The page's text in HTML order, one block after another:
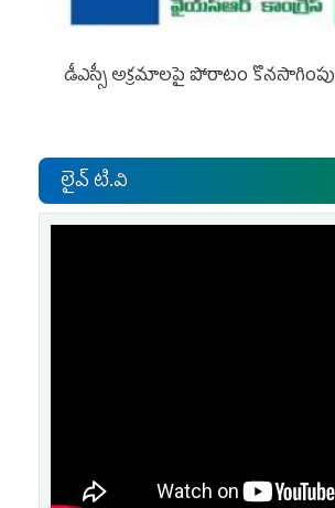
డీఎస్సీ అక్రమాలపై పోరాటం కొనసాగింపు
లైవ్ టి.వి